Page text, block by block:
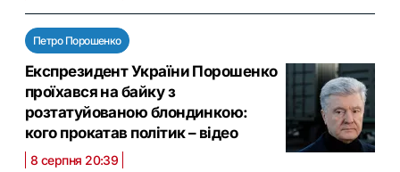
Петро Порошенко
Експрезидент України Порошенко
проїхався на байку з
розтатуйованою блондинкою:
кого прокатав політик – відео
8 серпня 20:39